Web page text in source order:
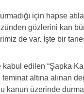
için hapse
gözlerini kan
de var. İşte bir
edilen “Şapka
altına alınan
kanun üzerinde